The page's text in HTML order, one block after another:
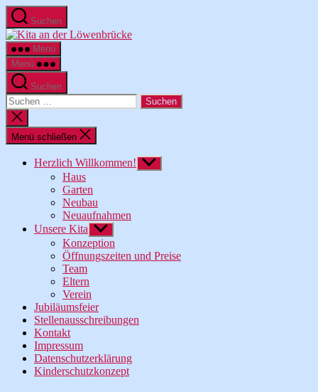
Zum
Inhalt
springen
Suchen
Kita
Menü
Menü
Suchen
Suche
nach:
Suche
schließen
Menü schließen
Herzlich Willkommen! Untermenü
anzeigen
Haus
Garten
Neubau
Neuaufnahmen
Unsere Kita Untermenü
anzeigen
Konzeption
Öffnungszeiten und Preise
Team
Eltern
Verein
Jubiläumsfeier
Stellenausschreibungen
Kontakt
Impressum
Datenschutzerklärung
Kinderschutzkonzept